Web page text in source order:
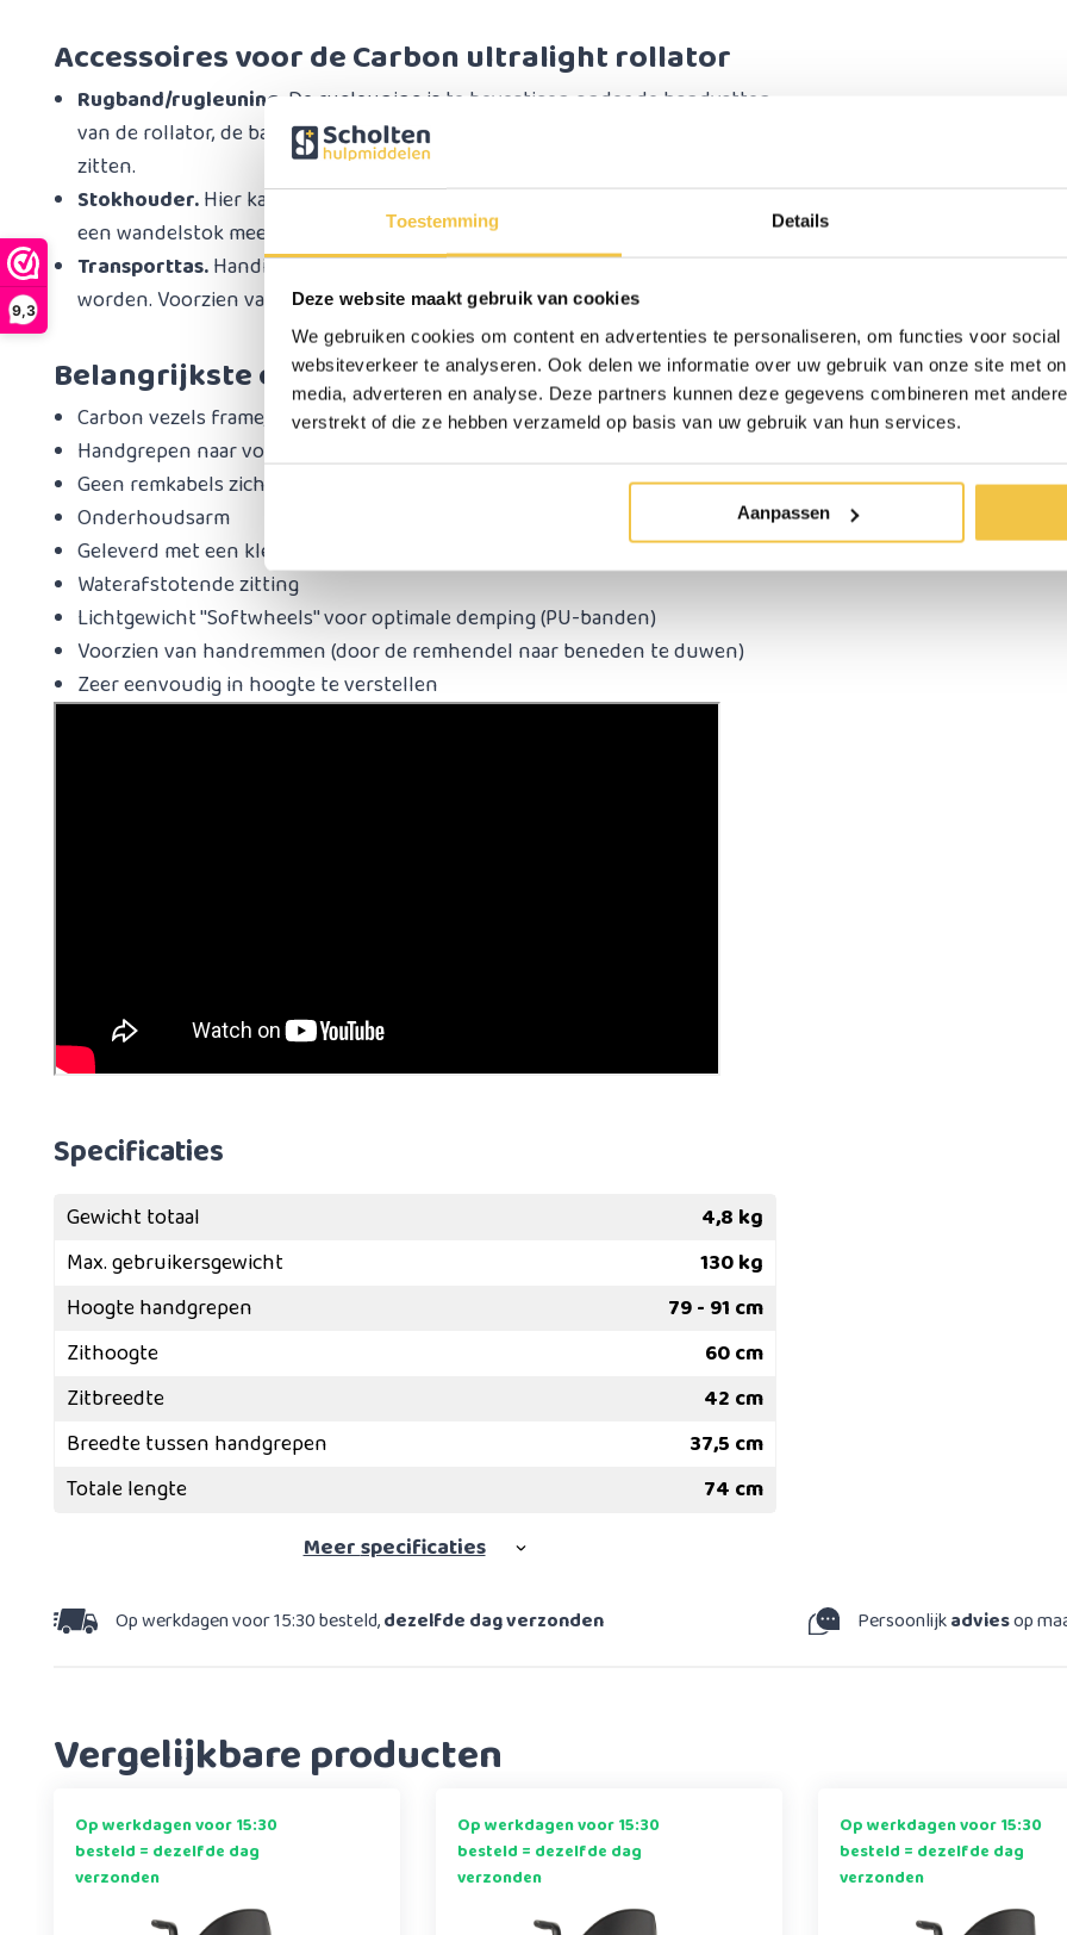
Toestemming Details
Deze website maakt gebruik van cookies
We gebruiken cookies om content en advertenties te personaliseren, om functies voor
websiteverkeer te analyseren. Ook delen we informatie over uw gebruik van onze site met
media, adverteren en analyse. Deze partners kunnen deze gegevens combineren met
verstrekt of die ze hebben verzameld op basis van uw gebruik van hun services.
Aanpassen
9,3
Accessoires voor de Carbon ultralight rollator
Rugband/rugleuning . De rugleuning is te bevestigen onder de handvatten
van de rollator, de band zorgt ervoor dat u steviger en comfortabeler kunt
zitten.
Stokhouder.Hier kan een wandelstok op gezet worden, handig voor als u
een wandelstok mee wilt nemen. Links of rechts.
Transporttas.Handige transporttas waar de rollator in vervoerd kan
worden. Voorzien van ritssluiting en schouderriem.
Belangrijkste eigenschappen:
Carbon vezels frame, zeer sterk!
Handgrepen naar voren gericht
Geen remkabels zichtbaar, optimale veiligheid
Onderhoudsarm
Geleverd met een kleine organizertas
Waterafstotende zitting
Lichtgewicht ''Softwheels'' voor optimale demping (PU-banden)
​Voorzien van handremmen (door de remhendel naar beneden te duwen)
Zeer eenvoudig in hoogte te verstellen​
Specificaties
Gewicht totaal
4,8 kg
Max. gebruikersgewicht
130 kg
Hoogte handgrepen
79 - 91 cm
Zithoogte
60 cm
Zitbreedte
42 cm
Breedte tussen handgrepen
37,5 cm
Totale lengte
74 cm
Meerspecificaties
Op werkdagen voor 15:30 besteld,dezelfde dag verzonden Persoonlijkadviesop
Vergelijkbare producten
Op werkdagen voor 15:30
besteld = dezelfde dag
verzonden
Op werkdagen voor 15:30
besteld = dezelfde dag
verzonden
Op werkdagen voor 15:30
besteld = dezelfde dag
verzonden